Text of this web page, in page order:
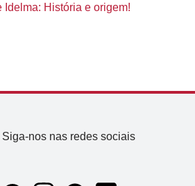
Idelma: História e origem!
Siga-nos nas redes sociais